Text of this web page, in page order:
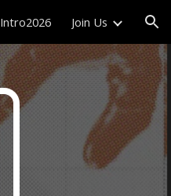
Intro2026 Join Us